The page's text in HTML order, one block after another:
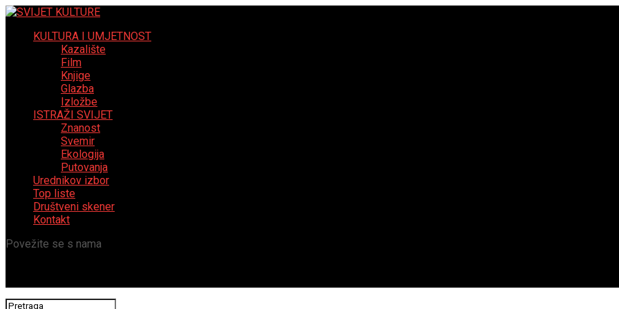
KULTURA I UMJETNOST
Kazalište
Film
Knjige
Glazba
Izložbe
ISTRAŽI SVIJET
Znanost
Svemir
Ekologija
Putovanja
Urednikov izbor
Top liste
Društveni skener
Kontakt
Povežite se s nama